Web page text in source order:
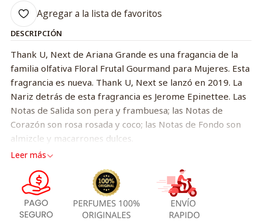
Agregar a la lista de favoritos
DESCRIPCIÓN
Thank U, Next de Ariana Grande es una fragancia de la
familia olfativa Floral Frutal Gourmand para Mujeres. Esta
fragrancia es nueva. Thank U, Next se lanzó en 2019. La
Nariz detrás de esta fragrancia es Jerome Epinettee. Las
Notas de Salida son pera y frambuesa; las Notas de
Corazón son rosa rosada y coco; las Notas de Fondo son
almizcle y macarrones dulces.
Leer más